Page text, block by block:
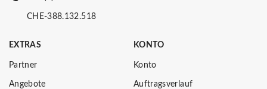
CHE-388.132.518
EXTRAS
Partner
Angebote
KONTO
Konto
Auftragsverlauf